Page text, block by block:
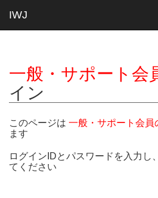
IWJ
一般・サポート会
イン
このページは 一般・サポート会員
ます
ログインIDとパスワードを入力し
てください